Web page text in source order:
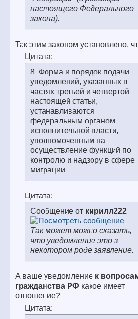
настоящего Федерального
закона).
Так этим законом установлено,
Цитата:
8. Форма и порядок подачи
уведомлений, указанных в
частях третьей и четвертой
настоящей статьи,
устанавливаются
федеральным органом
исполнительной власти,
уполномоченным на
осуществление функций по
контролю и надзору в сфере
миграции.
Цитата:
Сообщение от кирилл222
Так может можно сказать,
что уведомление это в
некотором роде заявление.
А ваше уведомление к
гражданства РФ какое имеет
отношение?
Цитата: